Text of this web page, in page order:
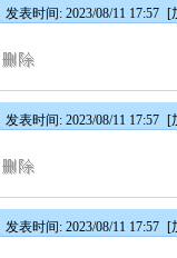
发表时间: 2023/08/11 17:57 [
发表时间: 2023/08/11 17:57 [
发表时间: 2023/08/11 17:57 [